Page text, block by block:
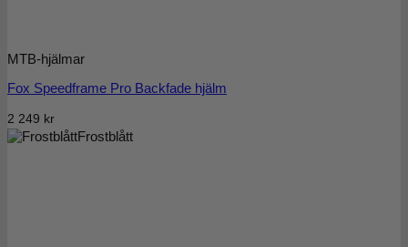
Frostblått
MTB-hjälmar
Fox Speedframe Pro Backfade hjälm
2 249 kr